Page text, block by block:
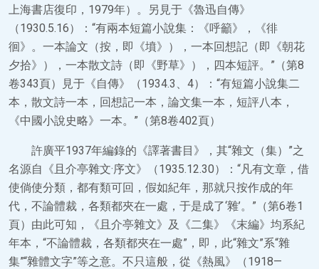
上海書店復印，1979年）。另見于《魯迅自傳》
（1930.5.16）：“有兩本短篇小說集：《呼籲》，《徘
徊》。一本論文（按，即《墳》），一本回想記（即《朝花
夕拾》），一本散文詩（即《野草》），四本短評。”（第8
卷343頁）見于《自傳》（1934.3、4）：“有短篇小說集二
本，散文詩一本，回想記一本，論文集一本，短評八本，
《中國小說史略》一本。”（第8卷402頁）
許廣平1937年編錄的《譯著書目》，其“雜文（集）”之
名源自《且介亭雜文·序文》（1935.12.30）：“凡有文章，借
使倘使分類，都有類可回，假如紀年，那就只按作成的年
代，不論體裁，各類都夾在一處，于是成了‘雜’。”（第6卷1
頁）由此可知，《且介亭雜文》及《二集》《末編》均系紀
年本，“不論體裁，各類都夾在一處”，即，此“雜文”系“雜
集”“雜體文字”等之意。不只這般，從《熱風》（1918—